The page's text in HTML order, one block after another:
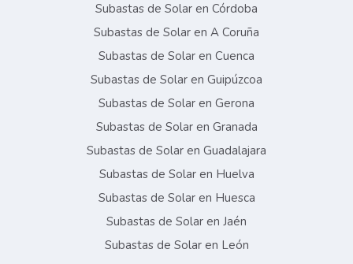
Subastas de Solar en Córdoba
Subastas de Solar en A Coruña
Subastas de Solar en Cuenca
Subastas de Solar en Guipúzcoa
Subastas de Solar en Gerona
Subastas de Solar en Granada
Subastas de Solar en Guadalajara
Subastas de Solar en Huelva
Subastas de Solar en Huesca
Subastas de Solar en Jaén
Subastas de Solar en León